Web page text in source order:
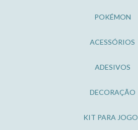
POKÉMON
ACESSÓRIOS
ADESIVOS
DECORAÇÃO
KIT PARA